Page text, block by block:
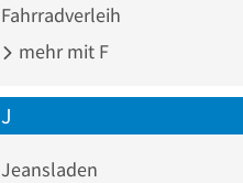
Fahrradverleih
mehr mit F
J
Jeansladen